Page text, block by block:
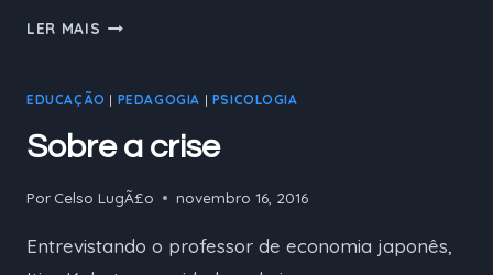
LER MAIS
SOBERANIA
POR
LUGANUS
EDUCAÇÃO | PEDAGOGIA | PSICOLOGIA
Sobre a crise
Por Celso LugÃ£o novembro 16, 2016
Entrevistando o professor de economia japonês,